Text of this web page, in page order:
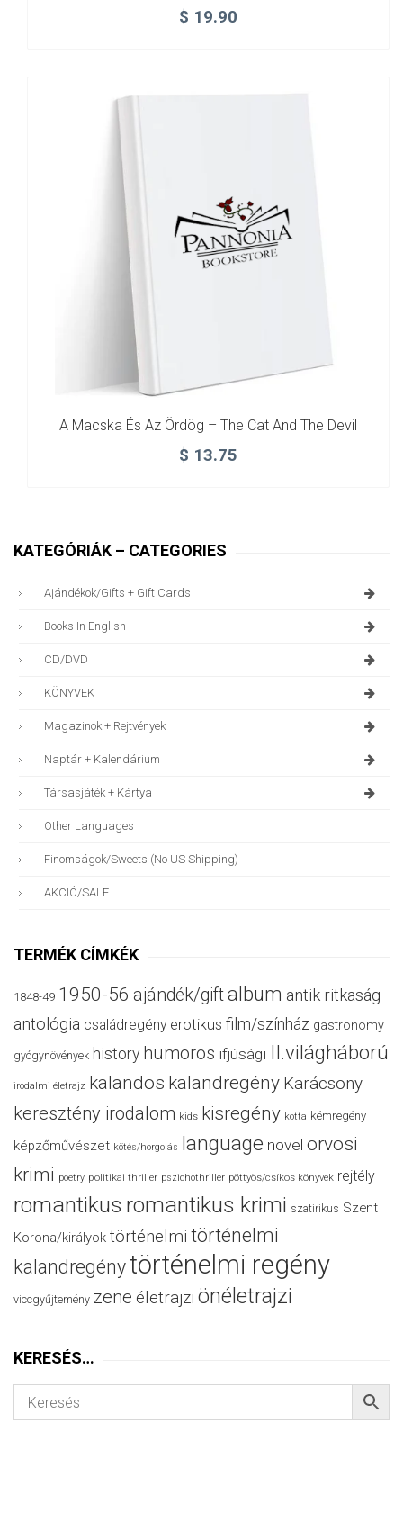
$ 19.90
A Macska És Az Ördög – The Cat And The Devil
$ 13.75
KATEGÓRIÁK – CATEGORIES
Ajándékok/gifts + Gift Cards
Books In English
CD/DVD
KÖNYVEK
Magazinok + Rejtvények
Naptár + Kalendárium
Társasjáték + Kártya
Other Languages
Finomságok/sweets (no US Shipping)
AKCIÓ/SALE
TERMÉK CÍMKÉK
1848-49 1950-56 ajándék/giftalbum antik ritkaság
antológia családregény erotikus film/színház gastronomy
gyógynövények history humoros ifjúsági II.világháború
irodalmi életrajz kalandos kalandregény Karácsony
keresztény irodalom kids kisregény kotta kémregény
képzőművészet kötés/horgolás language novel orvosi
krimi poetry politikai thriller pszichothriller pöttyös/csíkos könyvek rejtély
romantikus romantikus krimi szatirikus Szent
Korona/királyok történelmi történelmi
kalandregénytörténelmi regény
viccgyűjtemény zene életrajzi önéletrajzi
KERESÉS…